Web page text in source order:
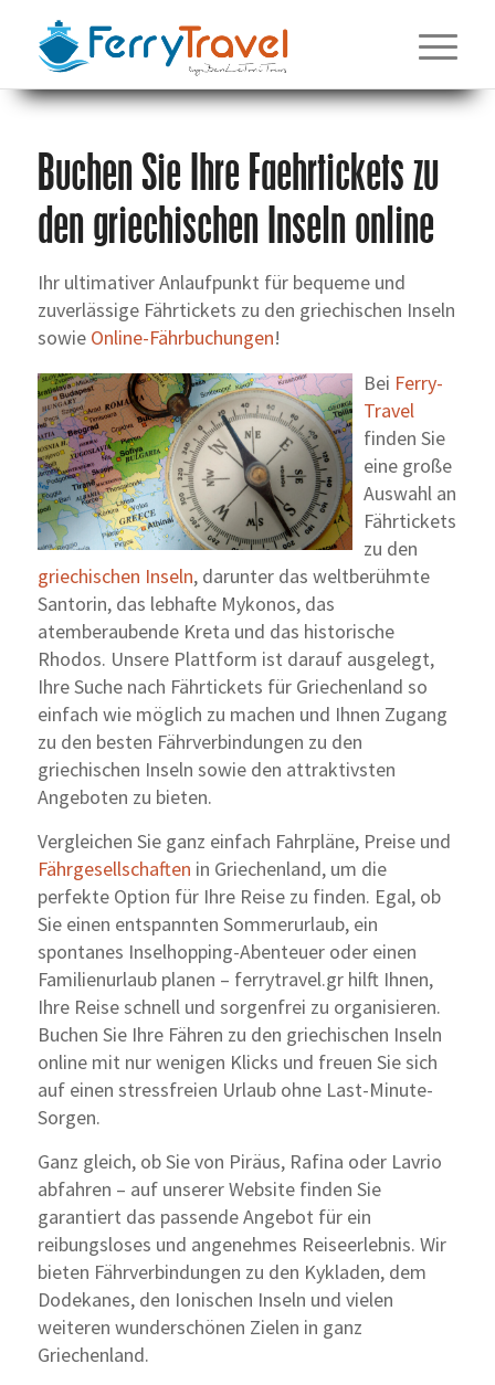
Buchen Sie Ihre Faehrtickets zu
den griechischen Inseln online
Ihr ultimativer Anlaufpunkt für bequeme und
zuverlässige Fährtickets zu den griechischen Inseln
sowie Online-Fährbuchungen!
Bei Ferry-
Travel
finden Sie
eine große
Auswahl an
Fährtickets
zu den
griechischen Inseln, darunter das weltberühmte
Santorin, das lebhafte Mykonos, das
atemberaubende Kreta und das historische
Rhodos. Unsere Plattform ist darauf ausgelegt,
Ihre Suche nach Fährtickets für Griechenland so
einfach wie möglich zu machen und Ihnen Zugang
zu den besten Fährverbindungen zu den
griechischen Inseln sowie den attraktivsten
Angeboten zu bieten.
Vergleichen Sie ganz einfach Fahrpläne, Preise und
Fährgesellschaften in Griechenland, um die
perfekte Option für Ihre Reise zu finden. Egal, ob
Sie einen entspannten Sommerurlaub, ein
spontanes Inselhopping-Abenteuer oder einen
Familienurlaub planen – ferrytravel.gr hilft Ihnen,
Ihre Reise schnell und sorgenfrei zu organisieren.
Buchen Sie Ihre Fähren zu den griechischen Inseln
online mit nur wenigen Klicks und freuen Sie sich
auf einen stressfreien Urlaub ohne Last-Minute-
Sorgen.
Ganz gleich, ob Sie von Piräus, Rafina oder Lavrio
abfahren – auf unserer Website finden Sie
garantiert das passende Angebot für ein
reibungsloses und angenehmes Reiseerlebnis. Wir
bieten Fährverbindungen zu den Kykladen, dem
Dodekanes, den Ionischen Inseln und vielen
weiteren wunderschönen Zielen in ganz
Griechenland.